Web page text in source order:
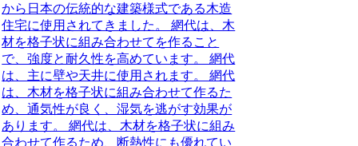
から日本の伝統的な建築様式である木造
住宅に使用されてきました。 網代は、木
材を格子状に組み合わせてを作ること
で、強度と耐久性を高めています。 網代
は、主に壁や天井に使用されます。 網代
は、木材を格子状に組み合わせて作るた
め、通気性が良く、湿気を逃がす効果が
あります。 網代は、木材を格子状に組み
合わせて作るため、断熱性にも優れてい